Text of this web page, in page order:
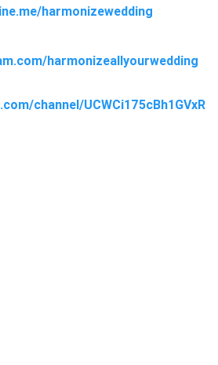
harmonizewedding
harmonizeallyourwedding
channel/UCWCi175cBh1GVxR